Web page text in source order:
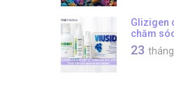
Glizigen
chăm
23